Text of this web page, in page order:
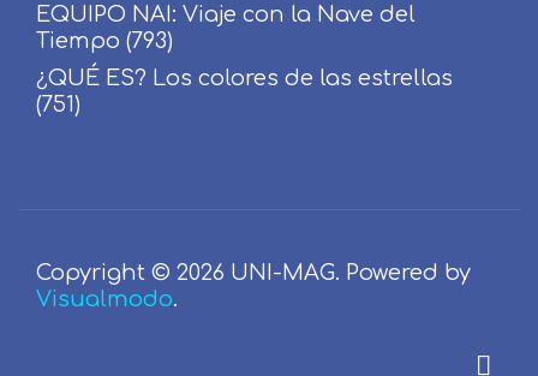
EQUIPO NAI: Viaje con la Nave del
Tiempo (793)
¿QUÉ ES? Los colores de las estrellas
(751)
Copyright © 2026 UNI-MAG. Powered by
Visualmodo.